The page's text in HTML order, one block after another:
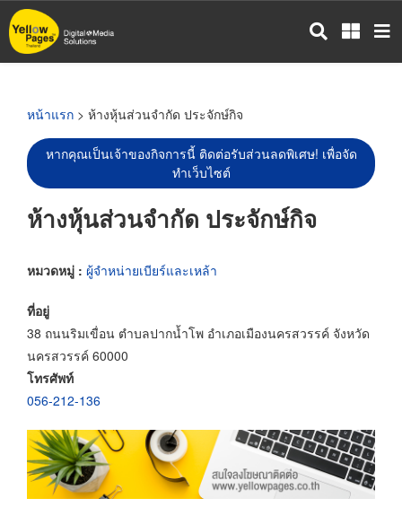
ข้าม
ไป
หน้าแรก > ห้างหุ้นส่วนจำกัด ประจักษ์กิจ
หากคุณเป็นเจ้าของกิจการนี้ ติดต่อรับส่วนลดพิเศษ! เพื่อจัด
ทำเว็บไซต์
ห้างหุ้นส่วนจำกัด ประจักษ์กิจ
หมวดหมู่ : ผู้จำหน่ายเบียร์และเหล้า
ที่อยู่
38 ถนนริมเขื่อน ตำบลปากน้ำโพ อำเภอเมืองนครสวรรค์ จังหวัด
นครสวรรค์ 60000
โทรศัพท์
056-212-136